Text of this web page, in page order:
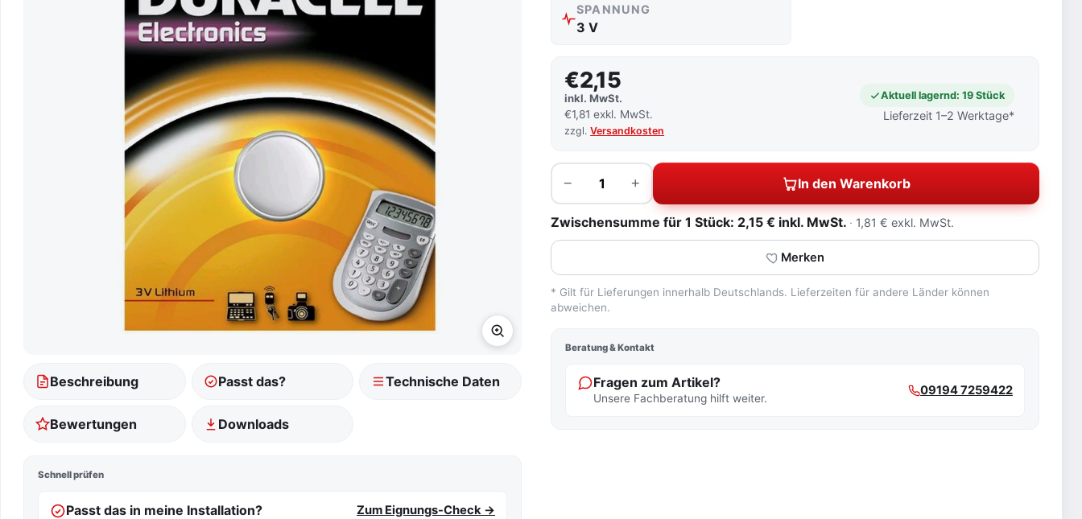
Beschreibung Passt das? Technische Daten
Bewertungen Downloads
Schnell prüfen
Passt das in meine Installation? Zum Eignungs-Check →
SPANNUNG
3 V
€2,15
inkl. MwSt.
€1,81 exkl. MwSt.
zzgl.Versandkosten
Aktuell lagernd: 19 Stück
Lieferzeit 1–2 Werktage*
−
Menge
+ In den Warenkorb
Zwischensumme für 1 Stück: 2,15 € inkl. MwSt. 1,81 € exkl. MwSt.
Merken
* Gilt für Lieferungen innerhalb Deutschlands. Lieferzeiten für andere Länder können
abweichen.
Beratung & Kontakt
Fragen zum Artikel?
Unsere Fachberatung hilft weiter.
09194 7259422